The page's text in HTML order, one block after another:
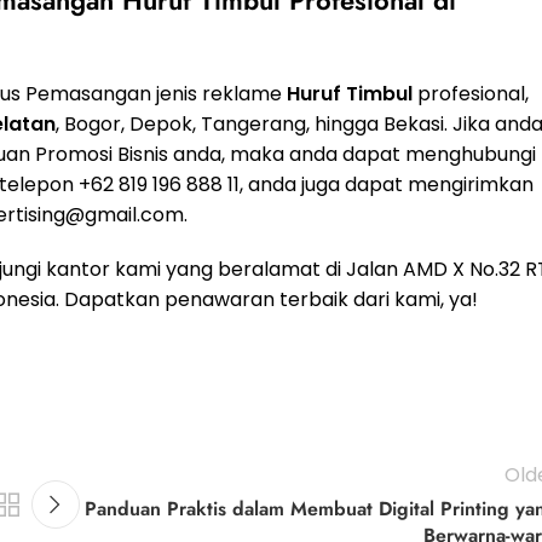
Pemasangan jenis reklame Huruf Timbul profesional,
, Bogor, Depok, Tangerang, hingga Bekasi. Jika anda
Promosi Bisnis anda, maka anda dapat menghubungi
+62 819 196 888 11, anda juga dapat mengirimkan
.
kantor kami yang beralamat di Jalan AMD X No.32
Dapatkan penawaran terbaik dari kami, ya!
Panduan Praktis dalam Membuat Digital Printing
Berwarna-